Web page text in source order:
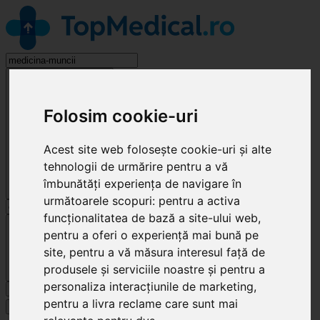
Folosim cookie-uri
Acest site web folosește cookie-uri și alte
tehnologii de urmărire pentru a vă
îmbunătăți experiența de navigare în
următoarele scopuri: pentru a activa
funcționalitatea de bază a site-ului web,
pentru a oferi o experiență mai bună pe
site, pentru a vă măsura interesul față de
produsele și serviciile noastre și pentru a
personaliza interacțiunile de marketing,
pentru a livra reclame care sunt mai
Cluj-Napoca
Specialități